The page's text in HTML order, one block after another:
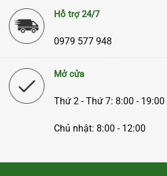
Hỗ trợ 24/7
0979 577 948
Mở cửa
Thứ 2 - Thứ 7: 8:00 - 19:00
Chủ nhật: 8:00 - 12:00